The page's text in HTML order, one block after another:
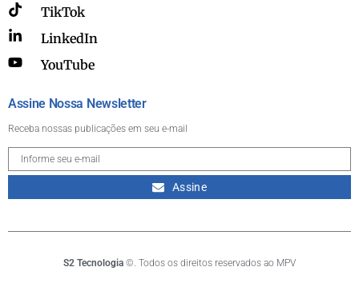
TikTok
LinkedIn
YouTube
Assine Nossa Newsletter
Receba nossas publicações em seu e-mail
Assine
S2 Tecnologia ©. Todos os direitos reservados ao MPV